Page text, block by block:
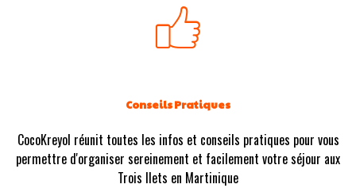
Conseils Pratiques
CocoKreyol réunit toutes les infos et conseils pratiques pour vous
permettre d'organiser sereinement et facilement votre séjour aux
Trois Ilets en Martinique